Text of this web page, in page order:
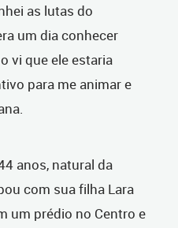
as lutas do
um dia conhecer
vi que ele estaria
para me animar e
anos, natural da
com sua filha Lara
um prédio no Centro e